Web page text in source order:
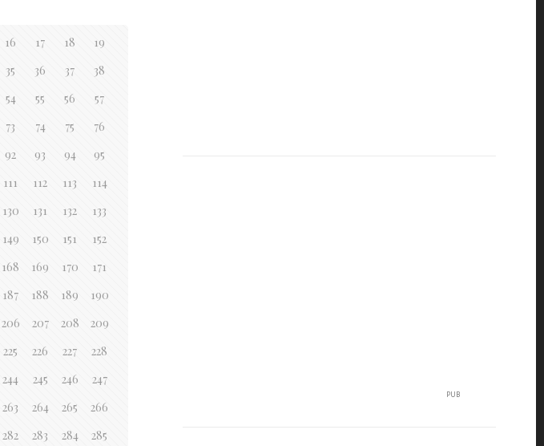
16 17 18
19
35 36 37
38
54 55 56
57
73 74 75
76
92 93 94
95
111 112 113
114
130 131 132
133
149 150 151
152
168 169 170
171
187 188 189
190
206 207 208
209
225 226 227
228
244 245 246
247
263 264 265
266
282 283 284
285
PUB